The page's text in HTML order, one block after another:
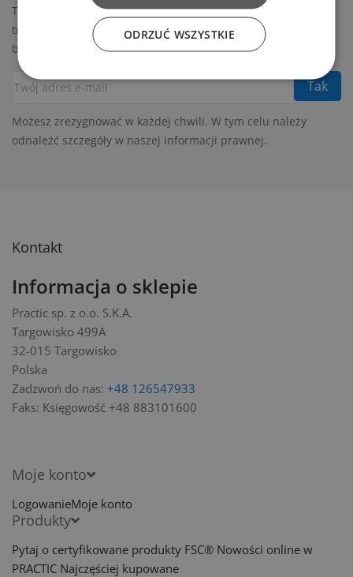
Tygodniowy newsletter z najważniejszymi wskazówkami,
trendami i spostrzeżeniami, dzięki którym będziesz na
bieżąco, zainspirowany i gotowy do działania.
Możesz zrezygnować w każdej chwili. W tym celu należy
odnaleźć szczegóły w naszej informacji prawnej.
Kontakt
Informacja o sklepie
Practic sp. z o.o. S.K.A.
Targowisko 499A
32-015 Targowisko
Polska
Zadzwoń do nas: +48 126547933
Faks: Księgowość +48 883101600
Moje konto
LogowanieMoje konto
Produkty
Pytaj o certyfikowane produkty FSC® Nowości online w
PRACTIC Najczęściej kupowane
ODRZUĆ WSZYSTKIE